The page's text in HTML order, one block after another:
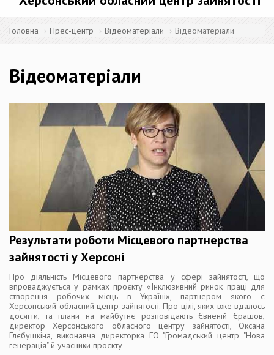
Головна Прес-центр Відеоматеріали Відеоматеріали
Відеоматеріали
Результати роботи Місцевого партнерства
зайнятості у Херсоні
Про діяльність Місцевого партнерства у сфері зайнятості, що
впроваджується у рамках проєкту «Інклюзивний ринок праці для
створення робочих місць в Україні», партнером якого є
Херсонський обласний центр зайнятості. Про цілі, яких вже вдалось
досягти, та плани на майбутнє розповідають Євненій Єрашов,
директор Херсонського обласного центру зайнятості, Оксана
Глєбушкіна, виконавча директорка ГО "Громадський центр "Нова
генерація" й учасники проєкту